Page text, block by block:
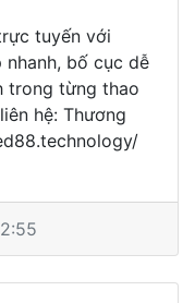
tuyến với
bố cục dễ
trong từng thao
hệ: Thương